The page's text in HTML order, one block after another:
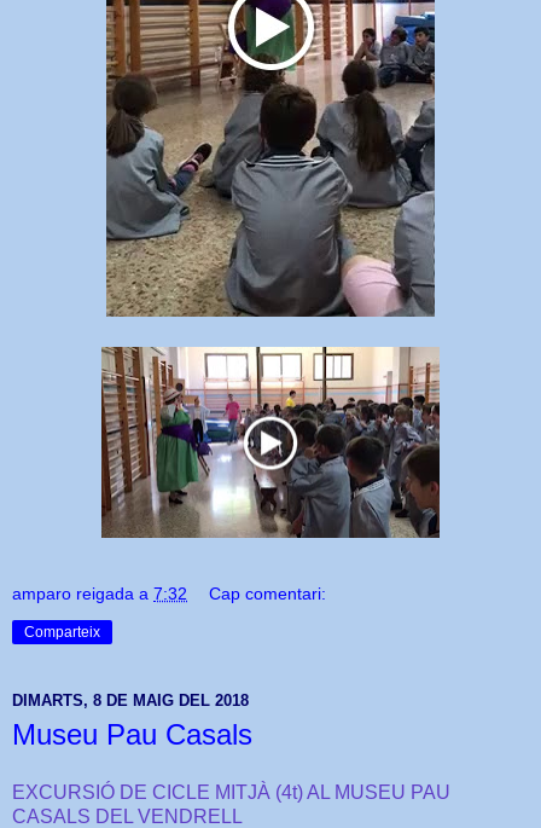
amparo reigada a 7:32 Cap comentari:
Comparteix
DIMARTS, 8 DE MAIG DEL 2018
Museu Pau Casals
EXCURSIÓ DE CICLE MITJÀ (4t) AL MUSEU PAU
CASALS DEL VENDRELL